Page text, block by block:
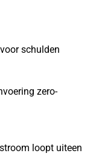
schulden
zero-
loopt uiteen